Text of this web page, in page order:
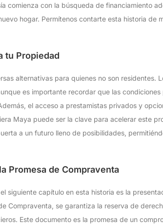
comienza con la búsqueda de financiamiento
hogar. Permítenos contarte esta historia de
tu Propiedad
alternativas para quienes no son residentes.
es importante recordar que las
el acceso a prestamistas privados y
Maya puede ser la clave para acelerar este
a un futuro lleno de posibilidades,
Promesa de Compraventa
siguiente capítulo en esta historia es la
Compraventa, se garantiza la reserva de
Este documento es la promesa de un